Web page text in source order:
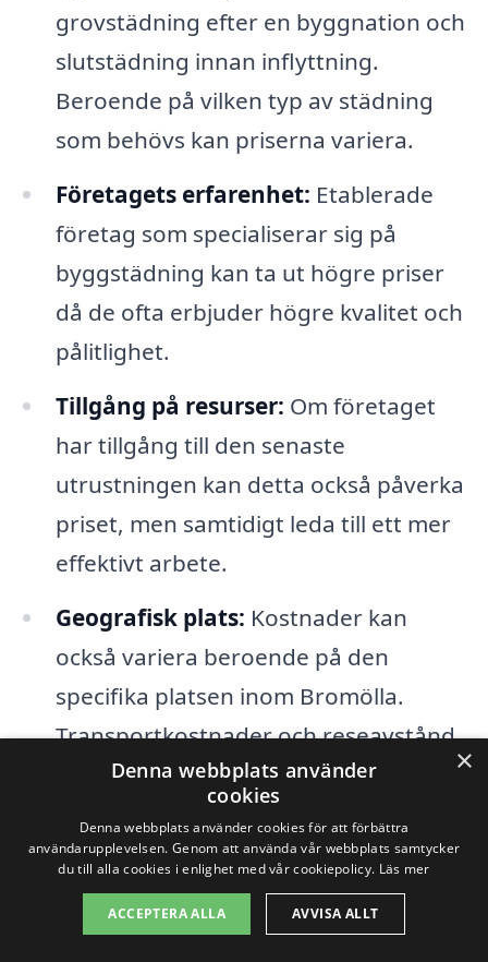
grovstädning efter en byggnation och
slutstädning innan inflyttning.
Beroende på vilken typ av städning
som behövs kan priserna variera.
Företagets erfarenhet: Etablerade
företag som specialiserar sig på
byggstädning kan ta ut högre priser
då de ofta erbjuder högre kvalitet och
pålitlighet.
Tillgång på resurser: Om företaget
har tillgång till den senaste
utrustningen kan detta också påverka
priset, men samtidigt leda till ett mer
effektivt arbete.
Geografisk plats: Kostnader kan
också variera beroende på den
specifika platsen inom Bromölla.
Transportkostnader och reseavstånd
kan påverka det slutgiltiga priset.
Att jämföra olika anbud är en klok strategi
för att få en bra överblick över priserna
för byggstädning i Bromölla. Hos
×
Denna webbplats använder
cookies
Denna webbplats använder cookies för att förbättra
användarupplevelsen. Genom att använda vår webbplats samtycker
du till alla cookies i enlighet med vår cookiepolicy. Läs mer
ACCEPTERA ALLA AVVISA ALLT